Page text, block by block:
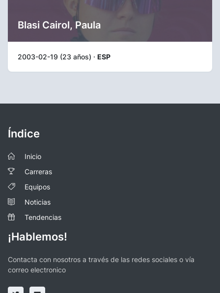
Blasi Cairol, Paula
2003-02-19 (23 años) · ESP
Índice
Inicio
Carreras
Equipos
Noticias
Tendencias
¡Hablemos!
Contacta con nosotros a través de las redes sociales o vía
correo electronico